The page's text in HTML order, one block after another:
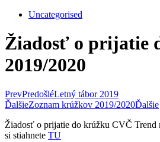
Uncategorised
Žiadosť o prijatie
2019/2020
PrevPredošléLetný tábor 2019
ĎalšieZoznam krúžkov 2019/2020Ďalšie
Žiadosť o prijatie do krúžku CVČ Trend
si stiahnete TU